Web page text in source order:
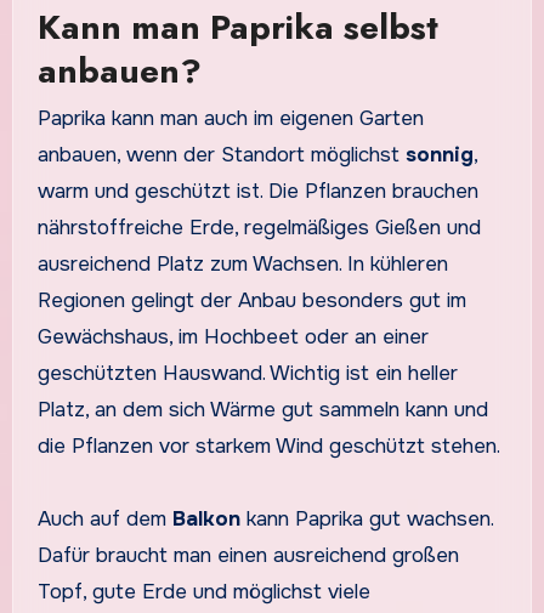
Kann man Paprika selbst
anbauen?
Paprika kann man auch im eigenen Garten
anbauen, wenn der Standort möglichst sonnig,
warm und geschützt ist. Die Pflanzen brauchen
nährstoffreiche Erde, regelmäßiges Gießen und
ausreichend Platz zum Wachsen. In kühleren
Regionen gelingt der Anbau besonders gut im
Gewächshaus, im Hochbeet oder an einer
geschützten Hauswand. Wichtig ist ein heller
Platz, an dem sich Wärme gut sammeln kann und
die Pflanzen vor starkem Wind geschützt stehen.
Auch auf dem Balkonkann Paprika gut wachsen.
Dafür braucht man einen ausreichend großen
Topf, gute Erde und möglichst viele